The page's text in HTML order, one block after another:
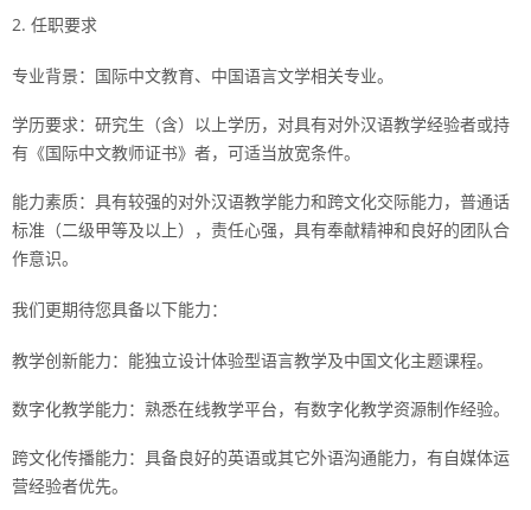
2. 任职要求
专业背景：国际中文教育、中国语言文学相关专业。
学历要求：研究生（含）以上学历，对具有对外汉语教学经验者或持
有《国际中文教师证书》者，可适当放宽条件。
能力素质：具有较强的对外汉语教学能力和跨文化交际能力，普通话
标准（二级甲等及以上），责任心强，具有奉献精神和良好的团队合
作意识。
我们更期待您具备以下能力：
教学创新能力：能独立设计体验型语言教学及中国文化主题课程。
数字化教学能力：熟悉在线教学平台，有数字化教学资源制作经验。
跨文化传播能力：具备良好的英语或其它外语沟通能力，有自媒体运
营经验者优先。